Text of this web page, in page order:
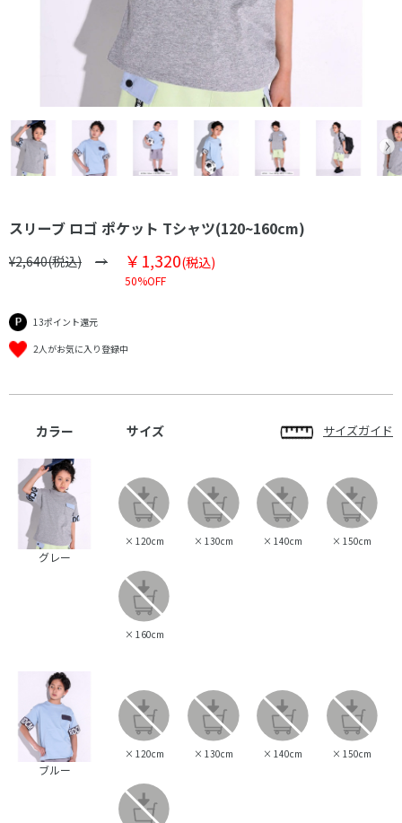
スリーブ ロゴ ポケット Tシャツ(120~160cm)
¥2,640(税込) ￥1,320(税込)
50%OFF
13ポイント還元
2人がお気に入り登録中
カラー サイズ サイズガイド
グレー
× 120cm × 130cm × 140cm × 150cm
× 160cm
ブルー
× 120cm × 130cm × 140cm × 150cm